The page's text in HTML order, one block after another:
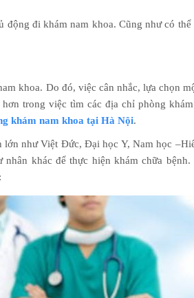
động đi khám nam khoa. Cũng như có
khoa. Do đó, việc cân nhắc, lựa chọn
trong việc tìm các địa chỉ phòng
khám nam khoa tại Hà Nội.
lớn như Việt Đức, Đại học Y, Nam học
khác để thực hiện khám chữa